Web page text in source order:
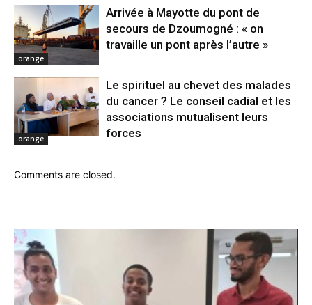
orange
Arrivée à Mayotte du pont de
secours de Dzoumogné : « on
travaille un pont après l’autre »
orange
Le spirituel au chevet des malades
du cancer ? Le conseil cadial et les
associations mutualisent leurs
forces
Comments are closed.